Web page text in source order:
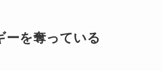
ーを奪っている